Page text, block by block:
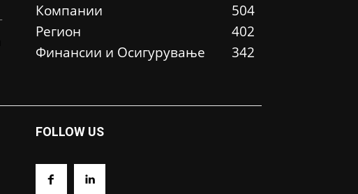
Компании
504
Регион
402
Финансии и Осигурување
342
FOLLOW US